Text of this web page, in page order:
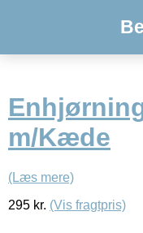
m/Kæde
(Læs mere)
295 kr. (Vis fragtpris)